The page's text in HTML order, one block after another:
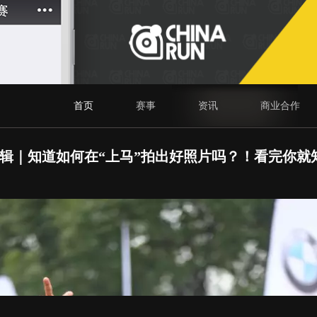
首页 赛事 资讯 商业合作
｜知道如何在“上马”拍出好照片吗？！看完你就